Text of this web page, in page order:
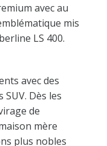
avec au
mis
LS 400.
avec des
Dès les
de
mère
plus nobles